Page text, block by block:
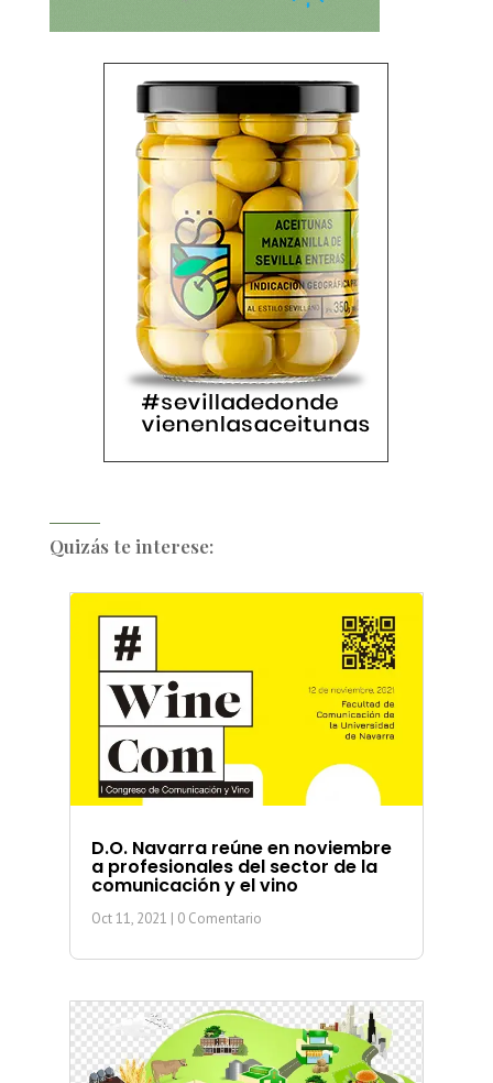
Quizás te interese:
D.O. Navarra reúne en noviembre
a profesionales del sector de la
comunicación y el vino
Oct 11, 2021 | 0 Comentario